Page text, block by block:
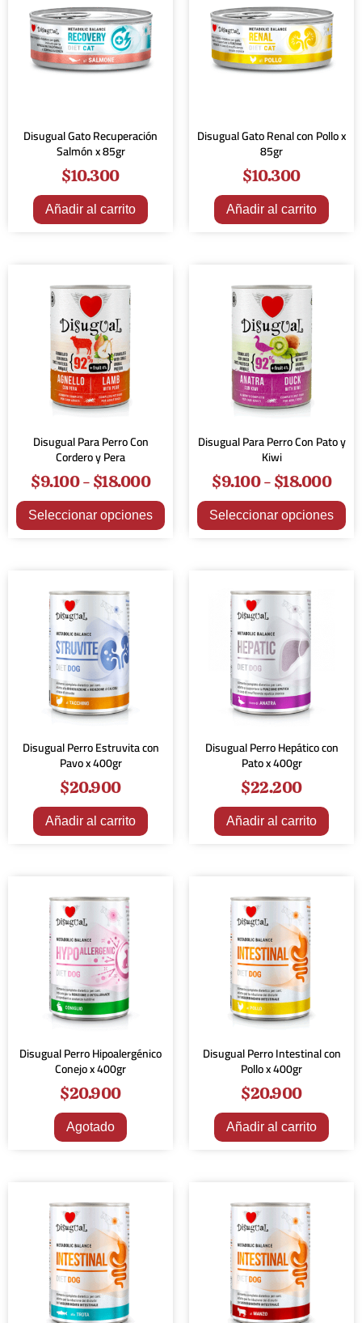
Disugual Gato Recuperación
Salmón x 85gr
$10.300
Añadir al carrito
Disugual Gato Renal con Pollo x
85gr
$10.300
Añadir al carrito
Disugual Para Perro Con
Cordero y Pera
$9.100-$18.000
Seleccionar opciones
Disugual Para Perro Con Pato y
Kiwi
$9.100-$18.000
Seleccionar opciones
Disugual Perro Estruvita con
Pavo x 400gr
$20.900
Añadir al carrito
Disugual Perro Hepático con
Pato x 400gr
$22.200
Añadir al carrito
Disugual Perro Hipoalergénico
Conejo x 400gr
$20.900
Agotado
Disugual Perro Intestinal con
Pollo x 400gr
$20.900
Añadir al carrito